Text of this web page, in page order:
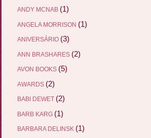
ANDY MCNAB (1)
ANGELA MORRISON (1)
ANIVERSÁRIO (3)
ANN BRASHARES (2)
AVON BOOKS (5)
AWARDS (2)
BABI DEWET (2)
BARB KARG (1)
BARBARA DELINSK (1)